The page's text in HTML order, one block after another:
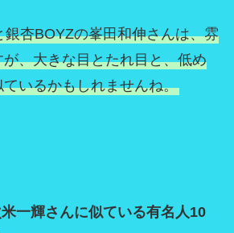
銀杏BOYZの峯田和伸さんは、雰
、大きな目とたれ目と、低め
いるかもしれませんね。
一輝さんに似ている有名人10